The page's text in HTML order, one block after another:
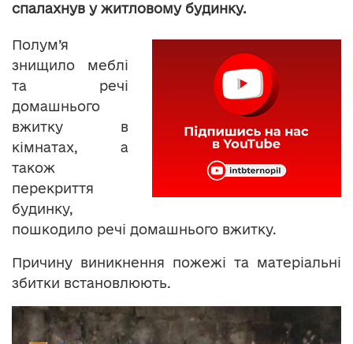
спалахнув у житловому будинку.
Полум’я
знищило меблі
та речі
домашнього
вжитку в
кімнатах, а
також
перекриття
будинку,
пошкодило речі домашнього вжитку.
Причину виникнення пожежі та матеріальні
збитки встановлюють.